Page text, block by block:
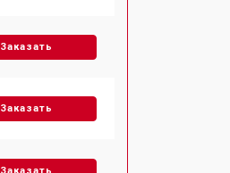
Заказать
Заказать
Заказать